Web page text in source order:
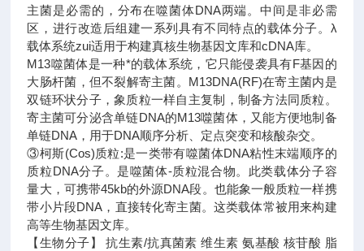
主菌是必需的，分布在噬菌体DNA两端。中间是非必需
区，进行改造后组建一系列具有不同特点的载体分子。λ
载体系统zui适用于构建真核生物基因文库和cDNA库。
M13噬菌体是一种*的载体系统，它只能侵袭具有F基因的
大肠杆菌，但不裂解寄主菌。M13DNA(RF)在寄主菌内是
双链环状分子，象质粒一样自主复制，制备方法同质粒。
寄主菌可分泌含单链DNA的M13噬菌体，又能方便地制备
单链DNA，用于DNA顺序分析、定点突变和核酸杂交。
③柯斯(Cos)质粒:是一类带有噬菌体DNA粘性末端顺序的
质粒DNA分子。是噬菌体-质粒混合物。此类载体分子容
量大，可携带45kb的外源DNA段。也能象一般质粒一样携
带小片段DNA，直接转化寄主菌。这类载体常被用来构建
高等生物基因文库。
【生物分子】 抗生素/抗真菌素 维生素 氨基酸 核苷酸 脂